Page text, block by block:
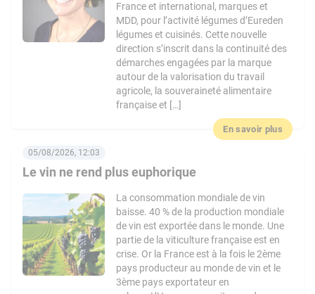
France et international, marques et
MDD, pour l’activité légumes d’Eureden
légumes et cuisinés. Cette nouvelle
direction s’inscrit dans la continuité des
démarches engagées par la marque
autour de la valorisation du travail
agricole, la souveraineté alimentaire
française et […]
En savoir plus
Le vin ne rend plus euphorique
05/08/2026, 12:03
La consommation mondiale de vin
baisse. 40 % de la production mondiale
de vin est exportée dans le monde. Une
partie de la viticulture française est en
crise. Or la France est à la fois le 2ème
pays producteur au monde de vin et le
3ème pays exportateur en